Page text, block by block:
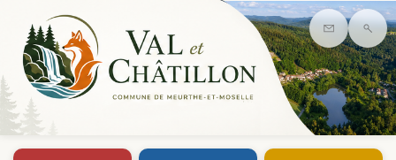
Contact